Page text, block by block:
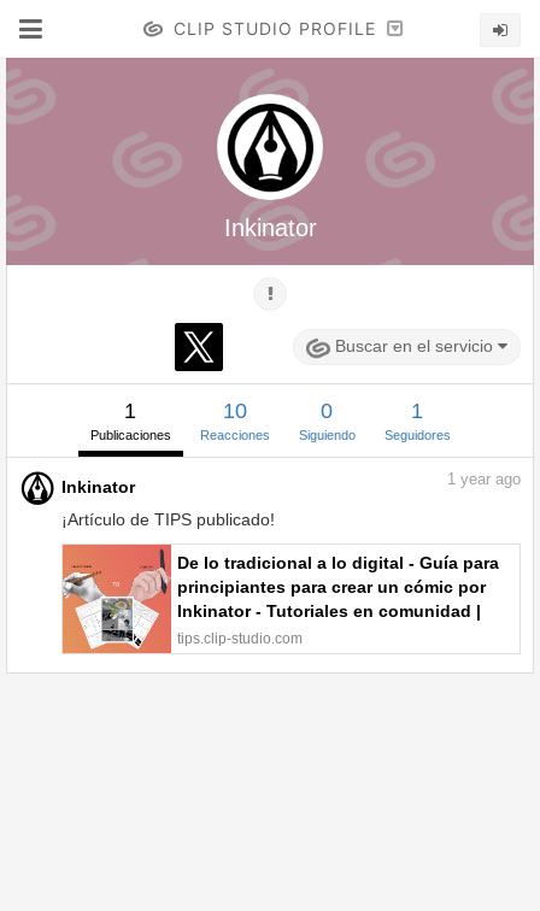
CLIP STUDIO PROFILE
Inkinator
Buscar en el servicio
1
Publicaciones
10
Reacciones
0
Siguiendo
1
Seguidores
Inkinator
¡Artículo de TIPS publicado!
1 year ago
De lo tradicional a lo digital - Guía para
principiantes para crear un cómic por
Inkinator - Tutoriales en comunidad |
CLIP STUDIO TIPS
tips.clip-studio.com